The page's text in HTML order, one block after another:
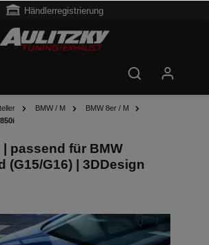
Händlerregistrierung
BMW / M
BMW 8er / M
passend für BMW
(G15/G16) | 3DDesign